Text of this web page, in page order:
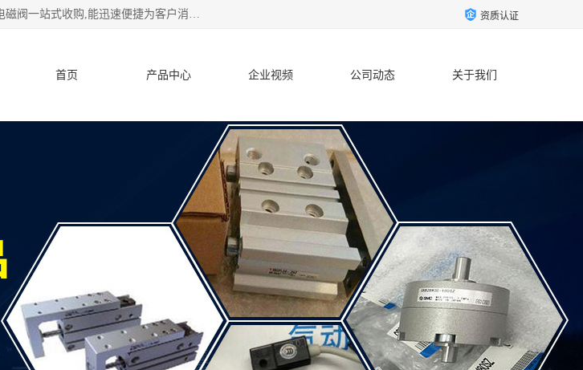
深圳市宝安区诚芯源电子商行 主要从事：回收SMC价格、回收SMC气动元件、收购SMC电磁阀一站式收购,能迅速便捷为客户消化库存、减少仓储、回笼资金，我们交易灵活方便，现金支付，价格优势合理，在业务方面赢得广大客户的一致好评 热情欢迎有库存需要处理的客户 请尽快联系我们 资质认证
首页 产品中心 企业视频 公司动态 关于我们